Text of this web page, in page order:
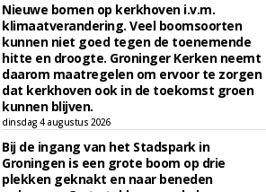
Nieuwe bomen op kerkhoven i.v.m.
klimaatverandering. Veel boomsoorten
kunnen niet goed tegen de toenemende
hitte en droogte. Groninger Kerken neemt
daarom maatregelen om ervoor te zorgen
dat kerkhoven ook in de toekomst groen
kunnen blijven.
dinsdag 4 augustus 2026
Bij de ingang van het Stadspark in
Groningen is een grote boom op drie
plekken geknakt en naar beneden